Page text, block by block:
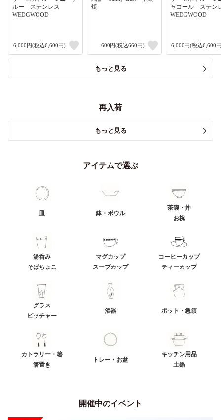
ルー ステンレス
WEDGWOOD
6,000円(税込6,600円)
焼
600円(税込660円)
ャコール ステ
WEDGWOOD
6,000円(税込6,600
もっと見る
再入荷
もっと見る
アイテムで選ぶ
皿 鉢・ボウル
茶碗・丼
お椀
湯呑み
そばちょこ
マグカップ
スープカップ
コーヒーカップ
ティーカップ
グラス
ピッチャー
酒器 ポット・急須
カトラリー・箸
箸置き
トレー・お盆
キッチン用品
土鍋
開催中のイベント